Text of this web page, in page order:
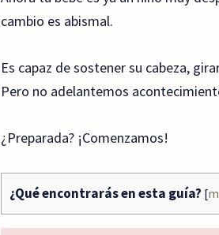
cambio es abismal.
Es capaz de sostener su cabeza,
Pero no adelantemos
¿Preparada? ¡Comenzamos!
¿Qué encontrarás en esta guía? [